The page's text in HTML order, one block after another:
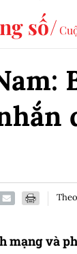
số
mạng và